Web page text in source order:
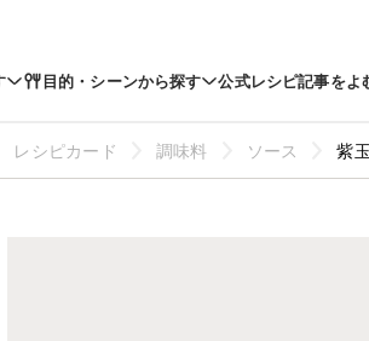
目的・シーンから探す 公式レシピ記事をよ
レシピカード 調味料 ソース 紫